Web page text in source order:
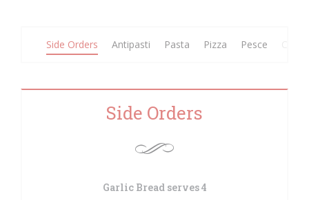
Side Orders Antipasti Pasta Pizza Pesce
Side Orders
Garlic Bread serves 4